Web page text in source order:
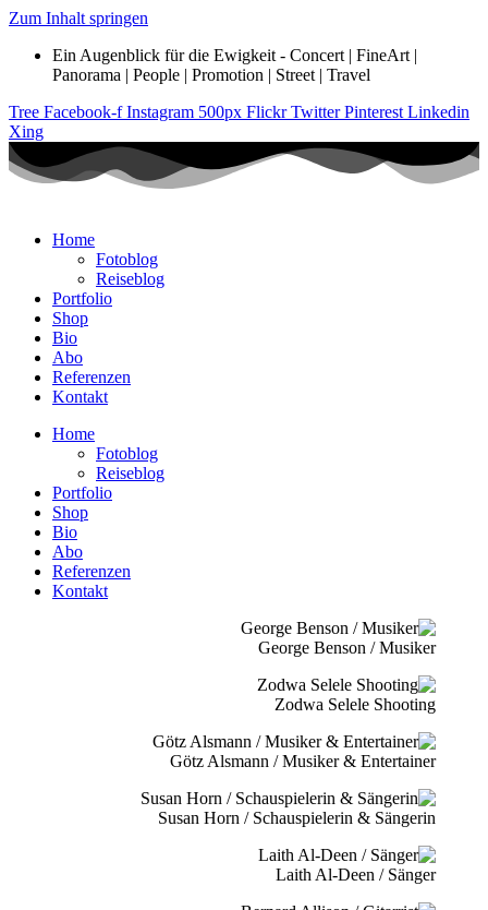
Zum Inhalt springen
Ein Augenblick für die Ewigkeit - Concert | FineArt |
Panorama | People | Promotion | Street | Travel
Tree Facebook-f Instagram 500px Flickr Twitter Pinterest Linkedin
Xing
Home
Fotoblog
Reiseblog
Portfolio
Shop
Bio
Abo
Referenzen
Kontakt
Home
Fotoblog
Reiseblog
Portfolio
Shop
Bio
Abo
Referenzen
Kontakt
George Benson / Musiker
Zodwa Selele Shooting
Götz Alsmann / Musiker & Entertainer
Susan Horn / Schauspielerin & Sängerin
Laith Al-Deen / Sänger